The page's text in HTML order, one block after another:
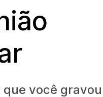
você gravou